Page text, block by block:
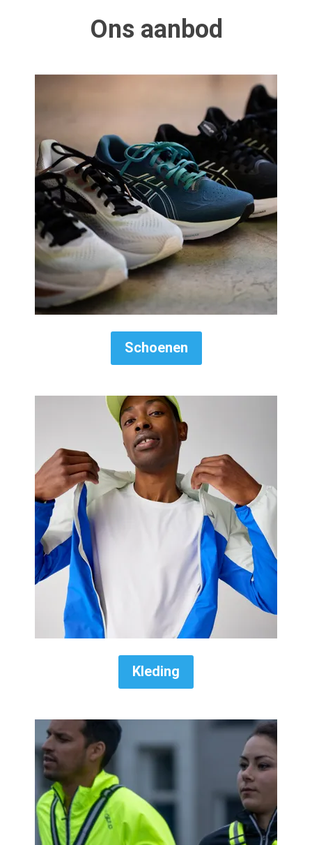
Ons aanbod
Schoenen
Kleding